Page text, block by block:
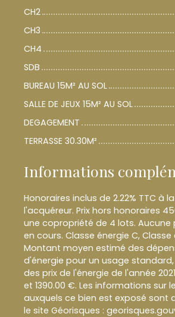
CH2
CH3
CH4
SDB
BUREAU 15M² AU SOL
SALLE DE JEUX 15M² AU SOL
DEGAGEMENT
TERRASSE 30.30M²
Informations
Honoraires inclus de 2.22% TTC à
l'acquéreur. Prix hors honoraires
une copropriété de 4 lots. Aucune
en cours. Classe énergie C,
Montant moyen estimé des
d'énergie pour un usage
des prix de l'énergie de l'année
et 1390.00 €. Les informations sur
auxquels ce bien est exposé sont
le site Géorisques :